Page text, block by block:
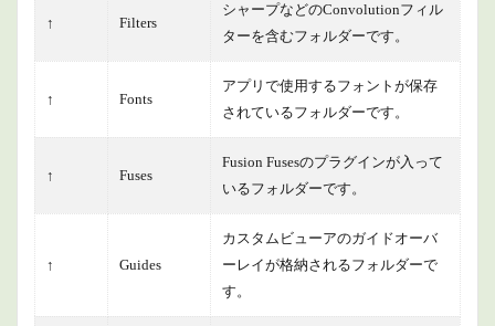
↑ Filters
シャープなどのConvolutionフィル
ターを含むフォルダーです。
↑ Fonts
アプリで使用するフォントが保存
されているフォルダーです。
↑ Fuses
Fusion Fusesのプラグインが入って
いるフォルダーです。
↑ Guides
カスタムビューアのガイドオーバ
ーレイが格納されるフォルダーで
す。